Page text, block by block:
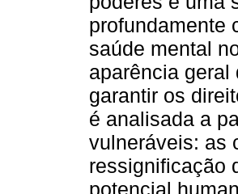
profundamente
saúde mental
aparência
garantir os
é analisada a
vulneráveis: as
ressignificação
potencial